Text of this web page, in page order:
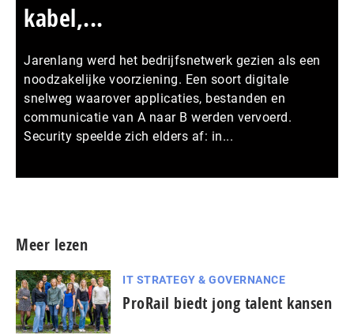
kabel,...
Jarenlang werd het bedrijfsnetwerk gezien als een
noodzakelijke voorziening. Een soort digitale
snelweg waarover applicaties, bestanden en
communicatie van A naar B werden vervoerd.
Security speelde zich elders af: in...
Meer lezen
IT STRATEGY & GOVERNANCE
ProRail biedt jong talent kansen